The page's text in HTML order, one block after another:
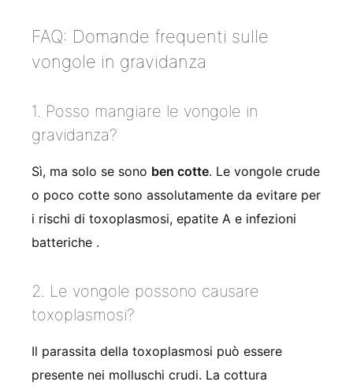
FAQ: Domande frequenti sulle
vongole in gravidanza
1. Posso mangiare le vongole in
gravidanza?
Sì, ma solo se sono ben cotte. Le vongole crude
o poco cotte sono assolutamente da evitare per
i rischi di toxoplasmosi, epatite A e infezioni
batteriche .
2. Le vongole possono causare
toxoplasmosi?
Il parassita della toxoplasmosi può essere
presente nei molluschi crudi. La cottura